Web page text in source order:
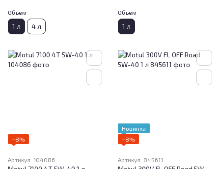
Объем
1 л 4 л
Объем
1 л
−8%
Артикул: 104086
Новинка
−8%
Артикул: 845611